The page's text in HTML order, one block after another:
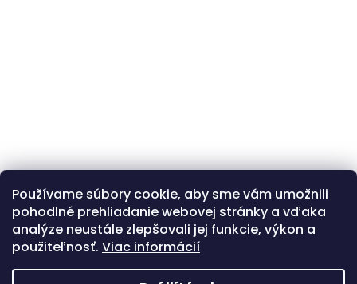
Používame súbory cookie, aby sme vám umožnili
pohodlné prehliadanie webovej stránky a vďaka
analýze neustále zlepšovali jej funkcie, výkon a
použiteľnosť. Viac informácií
Kövessen minket az Instagramon